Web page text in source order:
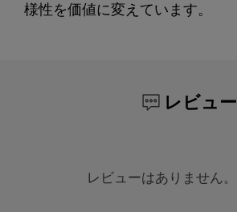
様性を価値に変えています。
レビュー
レビューはありません。